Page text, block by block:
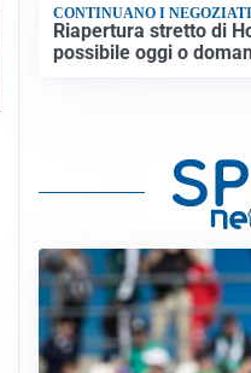
CONTINUANO I NEGOZIATI
Riapertura stretto di
possibile oggi o